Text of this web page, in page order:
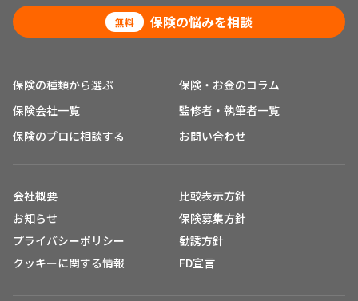
無料 保険の悩みを相談
保険の種類から選ぶ
保険会社一覧
保険のプロに相談する
保険・お金のコラム
監修者・執筆者一覧
お問い合わせ
会社概要
お知らせ
プライバシーポリシー
クッキーに関する情報
比較表示方針
保険募集方針
勧誘方針
FD宣言